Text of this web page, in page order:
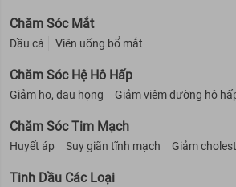
Chăm Sóc Mắt
Dầu cá Viên uống bổ mắt
Chăm Sóc Hệ Hô Hấp
Giảm ho, đau họng Giảm viêm đường hô
Chăm Sóc Tim Mạch
Huyết áp Suy giãn tĩnh mạch Giảm
Tinh Dầu Các Loại